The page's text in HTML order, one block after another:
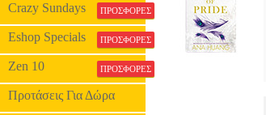
Crazy Sundays ΠΡΟΣΦΟΡΕΣ
Eshop Specials ΠΡΟΣΦΟΡΕΣ
Zen 10 ΠΡΟΣΦΟΡΕΣ
Προτάσεις Για Δώρα